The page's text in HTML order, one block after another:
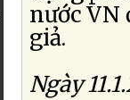
nước VN
giả.
Ngày